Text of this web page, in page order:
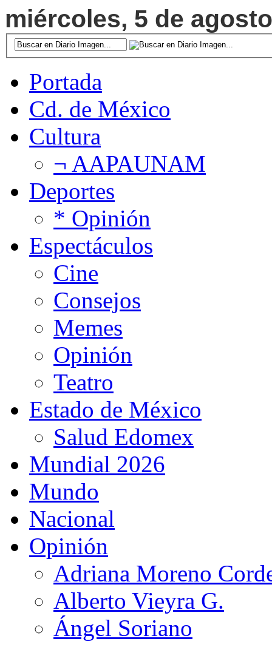
miércoles, 5 de
Portada
Cd. de México
Cultura
¬ AAPAUNAM
Deportes
* Opinión
Espectáculos
Cine
Consejos
Memes
Opinión
Teatro
Estado de México
Salud Edomex
Mundial 2026
Mundo
Nacional
Opinión
Adriana Moreno
Alberto Vieyra G.
Ángel Soriano